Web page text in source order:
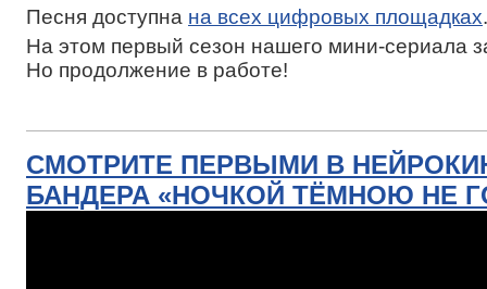
Песня доступна на всех цифровых площадках.
На этом первый сезон нашего мини-сериала
Но продолжение в работе!
СМОТРИТЕ ПЕРВЫМИ В
БАНДЕРА «НОЧКОЙ ТЁМНОЮ НЕ